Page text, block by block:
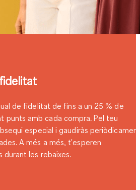
de fidelitat de fins a un 25 % de
punts amb cada compra. Pel teu
especial i gaudiràs periòdicament
A més a més, t'esperen
durant les rebaixes.